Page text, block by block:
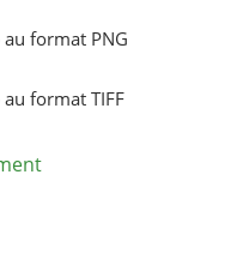
format PNG
format TIFF